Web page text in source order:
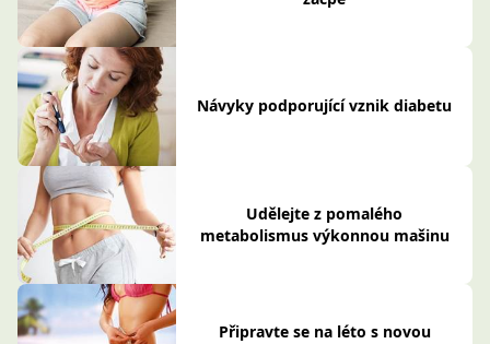
Návyky podporující vznik diabetu
Udělejte z pomalého
metabolismus výkonnou mašinu
Připravte se na léto s novou